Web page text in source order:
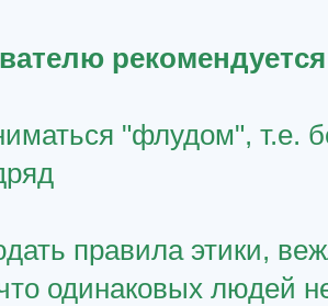
"флудом", т.е.
правила этики,
одинаковых людей